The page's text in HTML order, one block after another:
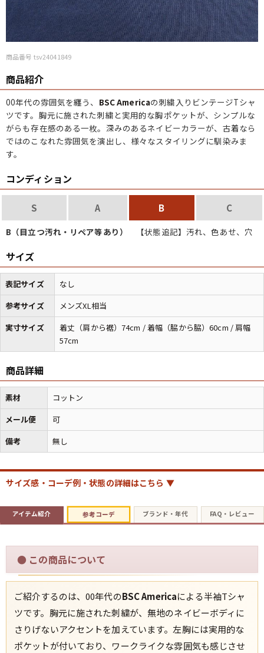
商品番号 tsv24041849
商品紹介
00年代の雰囲気を纏う、 BSC Americaの刺繍入りビンテージTシャ
ツです。胸元に施された刺繍と実用的な胸ポケットが、シンプルな
がらも存在感のある一枚。深みのあるネイビーカラーが、古着なら
ではのこなれた雰囲気を演出し、様々なスタイリングに馴染みま
す。
コンディション
S A B C
B（目立つ汚れ・リペア等あり） 【状態追記】汚れ、色あせ、穴
サイズ
表記サイズ
なし
参考サイズ
メンズXL相当
実寸サイズ
着丈（肩から裾）74cm / 着幅（脇から脇）60cm / 肩幅
57cm
商品詳細
素材
コットン
メール便
可
備考
無し
サイズ感・コーデ例・状態の詳細はこちら ▼
アイテム紹介 参考コーデ ブランド・年代 FAQ・レビュー
● この商品について
ご紹介するのは、00年代のBSC Americaによる半袖Tシャ
ツです。胸元に施された刺繍が、無地のネイビーボディに
さりげないアクセントを加えています。左胸には実用的な
ポケットが付いており、ワークライクな雰囲気も感じさせ